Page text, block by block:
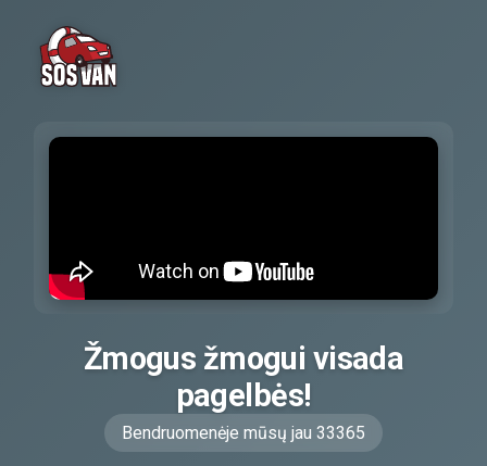
Žmogus žmogui visada
pagelbės!
Bendruomenėje mūsų jau 33365